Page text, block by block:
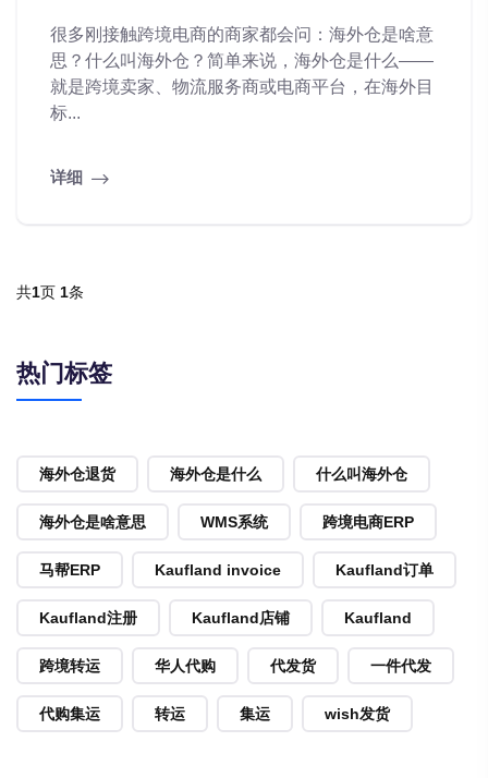
很多刚接触跨境电商的商家都会问：海外仓是啥意
思？什么叫海外仓？简单来说，海外仓是什么——
就是跨境卖家、物流服务商或电商平台，在海外目
标...
详细
共1页 1条
热门标签
海外仓退货 海外仓是什么 什么叫海外仓
海外仓是啥意思 WMS系统 跨境电商ERP
马帮ERP Kaufland invoice Kaufland订单
Kaufland注册 Kaufland店铺 Kaufland
跨境转运 华人代购 代发货 一件代发
代购集运 转运 集运 wish发货